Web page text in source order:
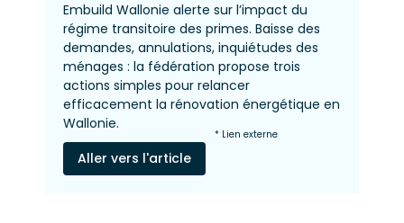
Embuild Wallonie alerte sur l’impact du
régime transitoire des primes. Baisse des
demandes, annulations, inquiétudes des
ménages : la fédération propose trois
actions simples pour relancer
efficacement la rénovation énergétique en
Wallonie.
Aller vers l'article
* Lien externe